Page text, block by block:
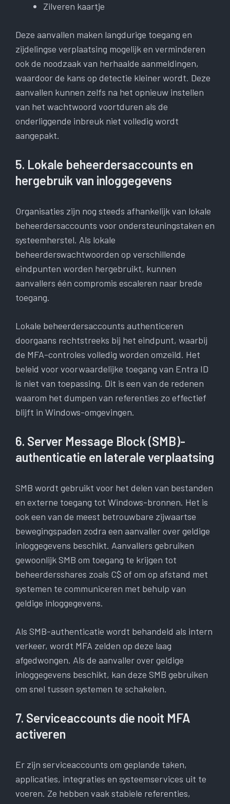
Zilveren kaartje
Deze aanvallen maken langdurige toegang en
zijdelingse verplaatsing mogelijk en verminderen
ook de noodzaak van herhaalde aanmeldingen,
waardoor de kans op detectie kleiner wordt. Deze
aanvallen kunnen zelfs na het opnieuw instellen
van het wachtwoord voortduren als de
onderliggende inbreuk niet volledig wordt
aangepakt.
5. Lokale beheerdersaccounts en
hergebruik van inloggegevens
Organisaties zijn nog steeds afhankelijk van lokale
beheerdersaccounts voor ondersteuningstaken en
systeemherstel. Als lokale
beheerderswachtwoorden op verschillende
eindpunten worden hergebruikt, kunnen
aanvallers één compromis escaleren naar brede
toegang.
Lokale beheerdersaccounts authenticeren
doorgaans rechtstreeks bij het eindpunt, waarbij
de MFA-controles volledig worden omzeild. Het
beleid voor voorwaardelijke toegang van Entra ID
is niet van toepassing. Dit is een van de redenen
waarom het dumpen van referenties zo effectief
blijft in Windows-omgevingen.
6. Server Message Block (SMB)-
authenticatie en laterale verplaatsing
SMB wordt gebruikt voor het delen van bestanden
en externe toegang tot Windows-bronnen. Het is
ook een van de meest betrouwbare zijwaartse
bewegingspaden zodra een aanvaller over geldige
inloggegevens beschikt. Aanvallers gebruiken
gewoonlijk SMB om toegang te krijgen tot
beheerdersshares zoals C$ of om op afstand met
systemen te communiceren met behulp van
geldige inloggegevens.
Als SMB-authenticatie wordt behandeld als intern
verkeer, wordt MFA zelden op deze laag
afgedwongen. Als de aanvaller over geldige
inloggegevens beschikt, kan deze SMB gebruiken
om snel tussen systemen te schakelen.
7. Serviceaccounts die nooit MFA
activeren
Er zijn serviceaccounts om geplande taken,
applicaties, integraties en systeemservices uit te
voeren. Ze hebben vaak stabiele referenties,